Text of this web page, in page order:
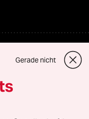
Gerade nicht